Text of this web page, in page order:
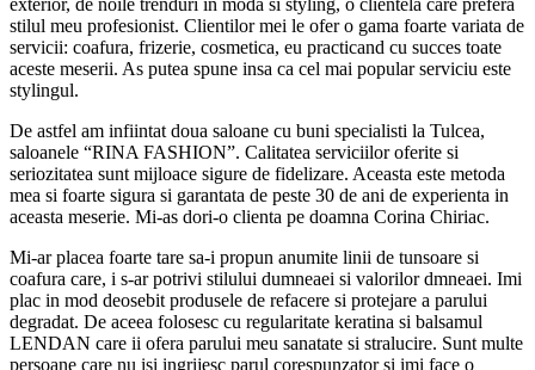
stilul meu profesionist. Clientilor mei le ofer o gama foarte variata de
servicii: coafura, frizerie, cosmetica, eu practicand cu succes toate
aceste meserii. As putea spune insa ca cel mai popular serviciu este
stylingul.
De astfel am infiintat doua saloane cu buni specialisti la Tulcea,
saloanele “RINA FASHION”. Calitatea serviciilor oferite si
seriozitatea sunt mijloace sigure de fidelizare. Aceasta este metoda
mea si foarte sigura si garantata de peste 30 de ani de experienta in
aceasta meserie. Mi-as dori-o clienta pe doamna Corina Chiriac.
Mi-ar placea foarte tare sa-i propun anumite linii de tunsoare si
coafura care, i s-ar potrivi stilului dumneaei si valorilor dmneaei. Imi
plac in mod deosebit produsele de refacere si protejare a parului
degradat. De aceea folosesc cu regularitate keratina si balsamul
LENDAN care ii ofera parului meu sanatate si stralucire. Sunt multe
persoane care nu isi ingrijesc parul corespunzator si imi face o